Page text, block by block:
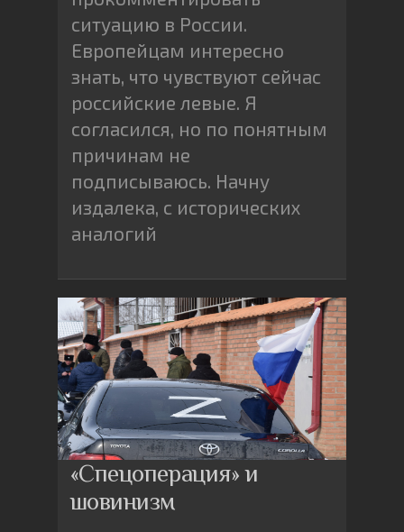
ситуацию в России.
Европейцам интересно
знать, что чувствуют сейчас
российские левые. Я
согласился, но по понятным
причинам не
подписываюсь. Начну
издалека, с исторических
аналогий
«Спецоперация» и
шовинизм